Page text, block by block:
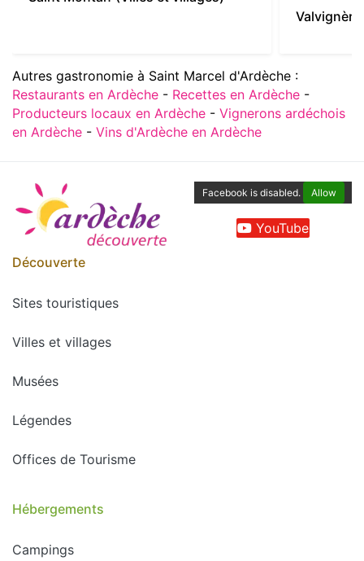
Autres gastronomie à Saint Marcel d'Ardèche :
Restaurants en Ardèche - Recettes en Ardèche -
Producteurs locaux en Ardèche - Vignerons ardéchois
en Ardèche - Vins d'Ardèche en Ardèche
Facebook is disabled. Allow
YouTube
Découverte
Sites touristiques
Villes et villages
Musées
Légendes
Offices de Tourisme
Hébergements
Campings